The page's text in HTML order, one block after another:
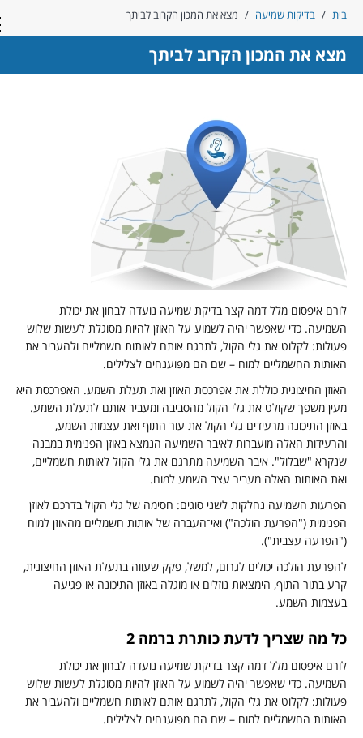
/ בדיקות שמיעה / מצא את המכון הקרוב לביתך
את המכון הקרוב לביתך
איפסום מלל דמה קצר בדיקת שמיעה נועדה לבחון את יכולת
כדי שאפשר יהיה לשמוע על האוזן להיות מסוגלת לעשות שלוש
לקלוט את גלי הקול, לתרגם אותם לאותות חשמליים ולהעביר את
החשמליים למוח – שם הם מפוענחים לצלילים.
החיצונית כוללת את אפרכסת האוזן ואת תעלת השמע. האפרכסת היא
משפך שקולט את גלי הקול מהסביבה ומעביר אותם לתעלת השמע.
התיכונה מרעידים גלי הקול את עור התוף ואת עצמות השמע,
האלה מועברות לאיבר השמיעה הנמצא באוזן הפנימית במבנה
"שבלול". איבר השמיעה מתרגם את גלי הקול לאותות חשמליים,
האותות האלה מעביר עצב השמע למוח.
השמיעה נחלקות לשני סוגים: חסימה של גלי הקול בדרכם לאוזן
("הפרעת הולכה") ואי־העברה של אותות חשמליים מהאוזן למוח
עצבית").
הולכה יכולים לגרום, למשל, פקק שעווה בתעלת האוזן החיצונית,
בתור התוף, הימצאות נוזלים או מוגלה באוזן התיכונה או פגיעה
השמע.
מה שצריך לדעת כותרת ברמה 2
איפסום מלל דמה קצר בדיקת שמיעה נועדה לבחון את יכולת
כדי שאפשר יהיה לשמוע על האוזן להיות מסוגלת לעשות שלוש
לקלוט את גלי הקול, לתרגם אותם לאותות חשמליים ולהעביר את
החשמליים למוח – שם הם מפוענחים לצלילים.